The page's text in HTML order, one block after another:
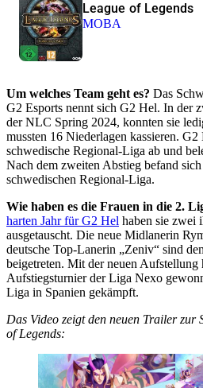
League of Legends
MOBA
Um welches Team geht es? Das
G2 Esports nennt sich G2 Hel. In der
der NLC Spring 2024, konnten sie
mussten 16 Niederlagen kassieren.
schwedische Regional-Liga ab und
Nach dem zweiten Abstieg befand
schwedischen Regional-Liga.
Wie haben es die Frauen in die 2.
harten Jahr für G2 Hel haben sie zwei
ausgetauscht. Die neue Midlanerin
deutsche Top-Lanerin „Zeniv“ sind
beigetreten. Mit der neuen Aufstellung
Aufstiegsturnier der Liga Nexo
Liga in Spanien gekämpft.
Das Video zeigt den neuen Trailer zur
of Legends: